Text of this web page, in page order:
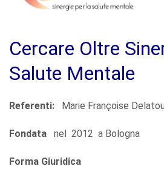
Cercare Oltre
Salute Mentale
Referenti: Marie Françoise
Fondata nel 2012 a Bologna
Forma Giuridica